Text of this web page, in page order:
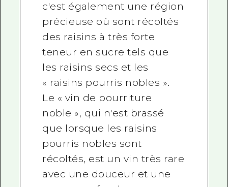
c'est également une région
précieuse où sont récoltés
des raisins à très forte
teneur en sucre tels que
les raisins secs et les
« raisins pourris nobles ».
Le « vin de pourriture
noble », qui n'est brassé
que lorsque les raisins
pourris nobles sont
récoltés, est un vin très rare
avec une douceur et une